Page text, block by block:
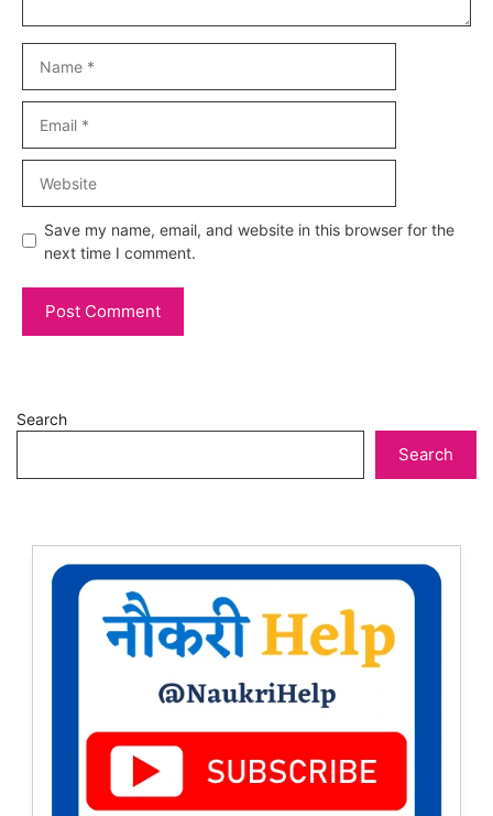
Save my name, email, and website in this browser for the
next time I comment.
Search
Search